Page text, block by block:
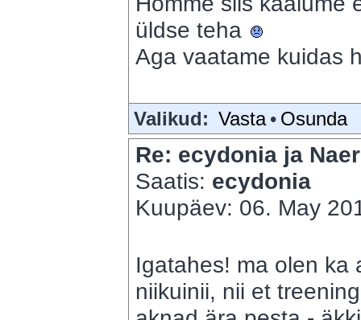
üldse teha
Aga vaatame kuidas
Valikud: Vasta • Osunda
Re: ecydonia ja
Saatis: ecydonia
Kuupäev: 06. May
Igatahes! ma olen ka
niikuinii, nii et